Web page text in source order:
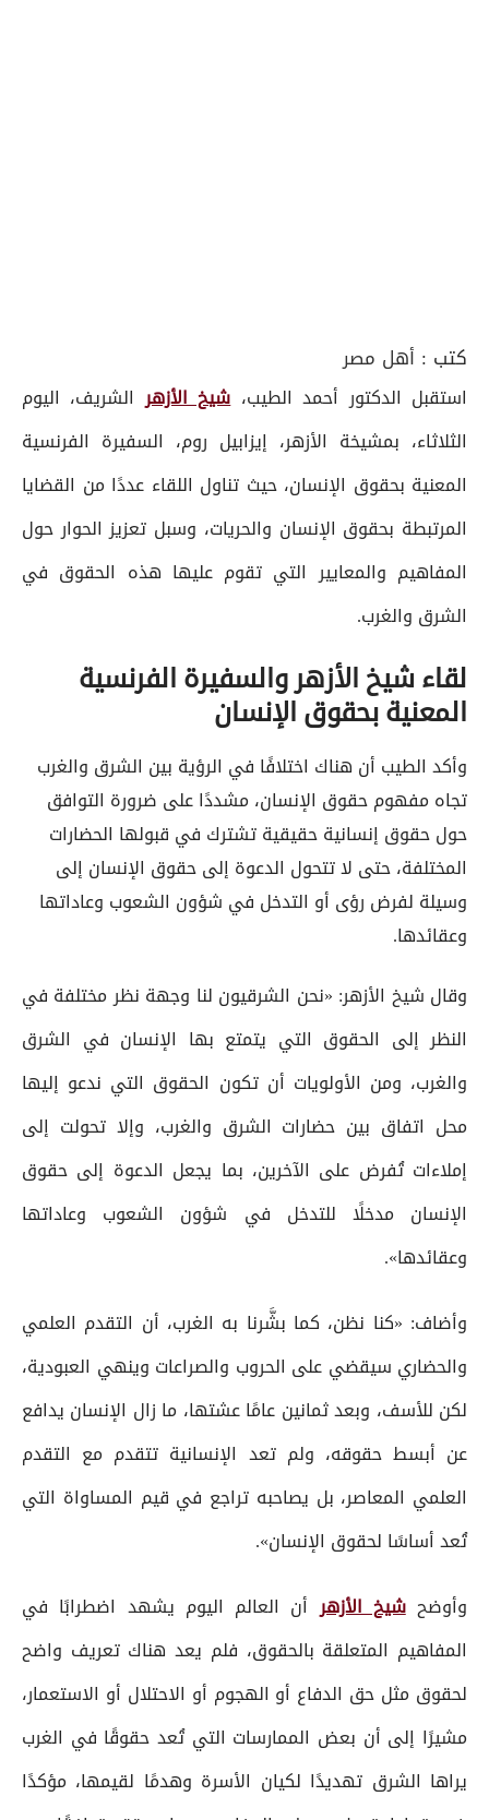
كتب : أهل مصر
استقبل الدكتور أحمد الطيب،شيخ الأزهرالشريف، اليوم
الثلاثاء، بمشيخة الأزهر، إيزابيل روم، السفيرة الفرنسية
المعنية بحقوق الإنسان، حيث تناول اللقاء عددًا من القضايا
المرتبطة بحقوق الإنسان والحريات، وسبل تعزيز الحوار حول
المفاهيم والمعايير التي تقوم عليها هذه الحقوق في
الشرق والغرب.
لقاء شيخ الأزهر والسفيرة الفرنسية
المعنية بحقوق الإنسان
وأكد الطيب أن هناك اختلافًا في الرؤية بين الشرق والغرب
تجاه مفهوم حقوق الإنسان، مشددًا على ضرورة التوافق
حول حقوق إنسانية حقيقية تشترك في قبولها الحضارات
المختلفة، حتى لا تتحول الدعوة إلى حقوق الإنسان إلى
وسيلة لفرض رؤى أو التدخل في شؤون الشعوب وعاداتها
وعقائدها.
وقال شيخ الأزهر: «نحن الشرقيون لنا وجهة نظر مختلفة في
النظر إلى الحقوق التي يتمتع بها الإنسان في الشرق
والغرب، ومن الأولويات أن تكون الحقوق التي ندعو إليها
محل اتفاق بين حضارات الشرق والغرب، وإلا تحولت إلى
إملاءات تُفرض على الآخرين، بما يجعل الدعوة إلى حقوق
الإنسان مدخلًا للتدخل في شؤون الشعوب وعاداتها
وعقائدها».
وأضاف: «كنا نظن، كما بشَّرنا به الغرب، أن التقدم العلمي
والحضاري سيقضي على الحروب والصراعات وينهي العبودية،
لكن للأسف، وبعد ثمانين عامًا عشتها، ما زال الإنسان يدافع
عن أبسط حقوقه، ولم تعد الإنسانية تتقدم مع التقدم
العلمي المعاصر، بل يصاحبه تراجع في قيم المساواة التي
تُعد أساسًا لحقوق الإنسان».
وأوضحشيخ الأزهرأن العالم اليوم يشهد اضطرابًا في
المفاهيم المتعلقة بالحقوق، فلم يعد هناك تعريف واضح
لحقوق مثل حق الدفاع أو الهجوم أو الاحتلال أو الاستعمار،
مشيرًا إلى أن بعض الممارسات التي تُعد حقوقًا في الغرب
يراها الشرق تهديدًا لكيان الأسرة وهدمًا لقيمها، مؤكدًا